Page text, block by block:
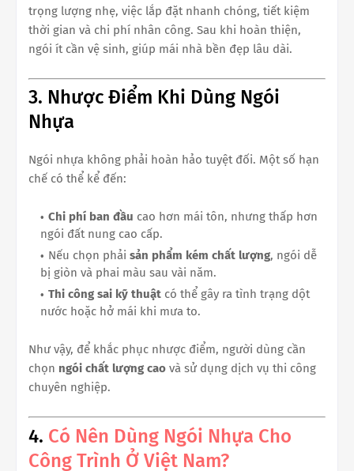
trọng lượng nhẹ, việc lắp đặt nhanh chóng, tiết kiệm
thời gian và chi phí nhân công. Sau khi hoàn thiện,
ngói ít cần vệ sinh, giúp mái nhà bền đẹp lâu dài.
3. Nhược Điểm Khi Dùng Ngói
Nhựa
Ngói nhựa không phải hoàn hảo tuyệt đối. Một số hạn
chế có thể kể đến:
Chi phí ban đầu cao hơn mái tôn, nhưng thấp hơn
ngói đất nung cao cấp.
Nếu chọn phải sản phẩm kém chất lượng, ngói dễ
bị giòn và phai màu sau vài năm.
Thi công sai kỹ thuật có thể gây ra tình trạng dột
nước hoặc hở mái khi mưa to.
Như vậy, để khắc phục nhược điểm, người dùng cần
chọn ngói chất lượng cao và sử dụng dịch vụ thi công
chuyên nghiệp.
4. Có Nên Dùng Ngói Nhựa Cho
Công Trình Ở Việt Nam?